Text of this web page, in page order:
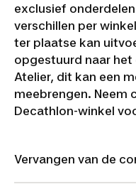
exclusief
verschillen per
ter plaatse kan
opgestuurd naar
Atelier, dit kan een
meebrengen.
Decathlon-winkel
Vervangen van de